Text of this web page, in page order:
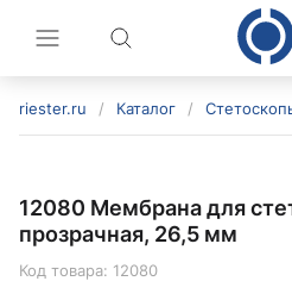
riester.ru / Каталог /
12080 Мембрана для
прозрачная, 26,5 мм
Код товара: 12080